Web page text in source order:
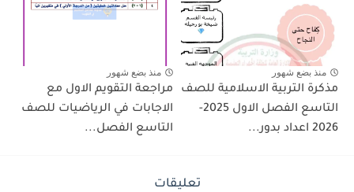
منذ بضع شهور
مذكرة التربية الاسلامية للصف
التاسع الفصل الاول 2025-
2026 اعداد بدور...
منذ بضع شهور
مراجعة التقويم الاول مع
الاجابات في الرياضيات للصف
التاسع الفصل...
تعليقات